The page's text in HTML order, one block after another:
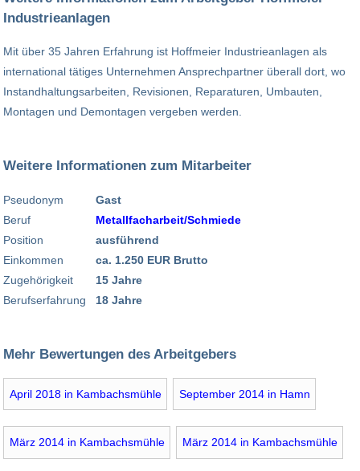
Industrieanlagen
Mit über 35 Jahren Erfahrung ist Hoffmeier Industrieanlagen als
international tätiges Unternehmen Ansprechpartner überall dort, wo
Instandhaltungsarbeiten, Revisionen, Reparaturen, Umbauten,
Montagen und Demontagen vergeben werden.
Weitere Informationen zum Mitarbeiter
Pseudonym
Beruf
Position
Einkommen
Zugehörigkeit
Berufserfahrung
Gast
Metallfacharbeit/Schmiede
ausführend
ca. 1.250 EUR Brutto
15 Jahre
18 Jahre
Mehr Bewertungen des Arbeitgebers
April 2018 in Kambachsmühle September 2014 in Hamn
März 2014 in Kambachsmühle März 2014 in Kambachsmühle